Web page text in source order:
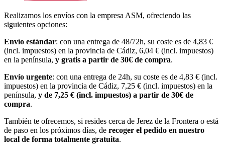
Realizamos los envíos con la empresa ASM, ofreciendo las
siguientes opciones:
Envío estándar: con una entrega de 48/72h, su coste es de 4,83 €
(incl. impuestos) en la provincia de Cádiz, 6,04 € (incl. impuestos)
en la península, y gratis a partir de 30€ de compra.
Envío urgente: con una entrega de 24h, su coste es de 4,83 € (incl.
impuestos) en la provincia de Cádiz, 7,25 € (incl. impuestos) en la
península, y de 7,25 € (incl. impuestos) a partir de 30€ de
compra.
También te ofrecemos, si resides cerca de Jerez de la Frontera o está
de paso en los próximos días, de recoger el pedido en nuestro
local de forma totalmente gratuita.